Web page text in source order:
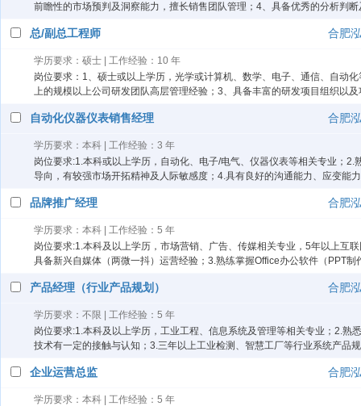
前瞻性的市场预判及洞察能力，擅长销售团队管理；4、具备优秀的分析判
总/副总工程师 合肥
学历要求：硕士 | 工作经验：10 年
岗位要求：1、硕士或以上学历，光学或计算机、数学、电子、通信、自动
上的规模以上公司研发团队高层管理经验；3、具备丰富的研发项目组织以
自动化仪器仪表销售经理 合肥
学历要求：本科 | 工作经验：3 年
岗位要求:1.本科或以上学历，自动化、电子/电气、仪器仪表等相关专业；
导向，有较强市场开拓精神及人际敏感度；4.具有良好的沟通能力、应变能
品牌推广经理 合肥
学历要求：本科 | 工作经验：5 年
岗位要求:1.本科及以上学历，市场营销、广告、传媒相关专业，5年以上互
具备新兴自媒体（两微一抖）运营经验；3.熟练掌握Office办公软件（PPT
产品经理（行业产品规划） 合肥
学历要求：不限 | 工作经验：5 年
岗位要求:1.本科及以上学历，工业工程、信息系统及管理等相关专业；2.
技术有一定的接触与认知；3.三年以上工业检测、智慧工厂等行业系统产品
企业运营总监 合肥
学历要求：本科 | 工作经验：5 年